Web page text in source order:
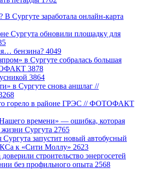
В Сургуте заработала онлайн-карта
Сургута обновили площадку для
бензина? 4049
в Сургуте собралась большая
3878
3864
в Сургуте снова аншлаг //
горело в районе ГРЭС // ФОТОФАКТ
времени» — ошибка, которая
жизни Сургута 2765
запустит новый автобусный
к «Сити Моллу» 2623
строительство энергосетей
без профильного опыта 2568